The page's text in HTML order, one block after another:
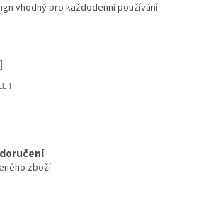
vhodný pro každodenní používání
zboží